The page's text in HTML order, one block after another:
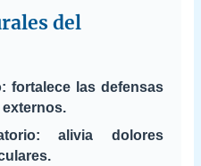
del
fortalece las defensas
externos.
alivia dolores